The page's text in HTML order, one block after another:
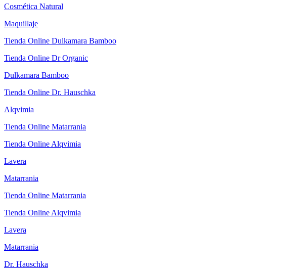
Cosmética Natural
Maquillaje
Tienda Online Dulkamara Bamboo
Tienda Online Dr Organic
Dulkamara Bamboo
Tienda Online Dr. Hauschka
Alqvimia
Tienda Online Matarrania
Tienda Online Alqvimia
Lavera
Matarrania
Tienda Online Matarrania
Tienda Online Alqvimia
Lavera
Matarrania
Dr. Hauschka